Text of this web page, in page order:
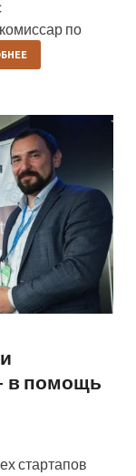
по
в помощь
стартапов